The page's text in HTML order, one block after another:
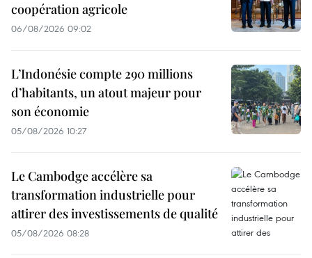
coopération agricole
06/08/2026 09:02
L’Indonésie compte 290 millions
d’habitants, un atout majeur pour
son économie
05/08/2026 10:27
Le Cambodge accélère sa
transformation industrielle pour
attirer des investissements de qualité
05/08/2026 08:28